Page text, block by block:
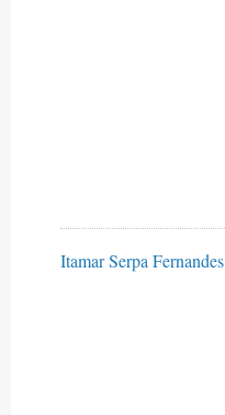
Itamar Serpa Fernandes